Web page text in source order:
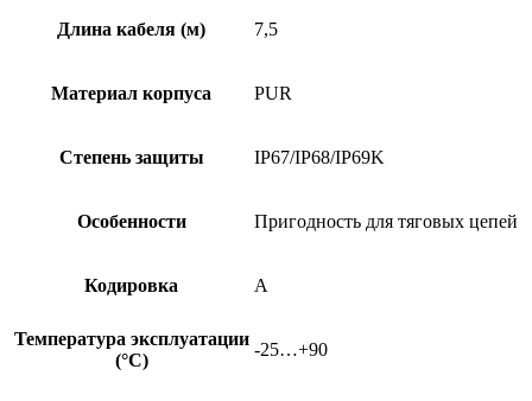
Длина кабеля (м) 7,5
Материал корпуса PUR
Степень защиты IP67/IP68/IP69K
Особенности Пригодность для тяговых цепей
Кодировка A
Температура эксплуатации
(°C)
-25…+90